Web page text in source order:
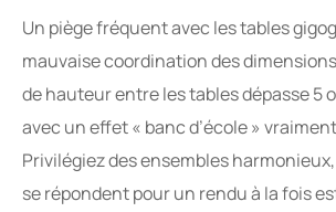
Un piège fréquent avec les tables
mauvaise coordination des
de hauteur entre les tables dépasse 5
avec un effet « banc d’école »
Privilégiez des ensembles
se répondent pour un rendu à la fois